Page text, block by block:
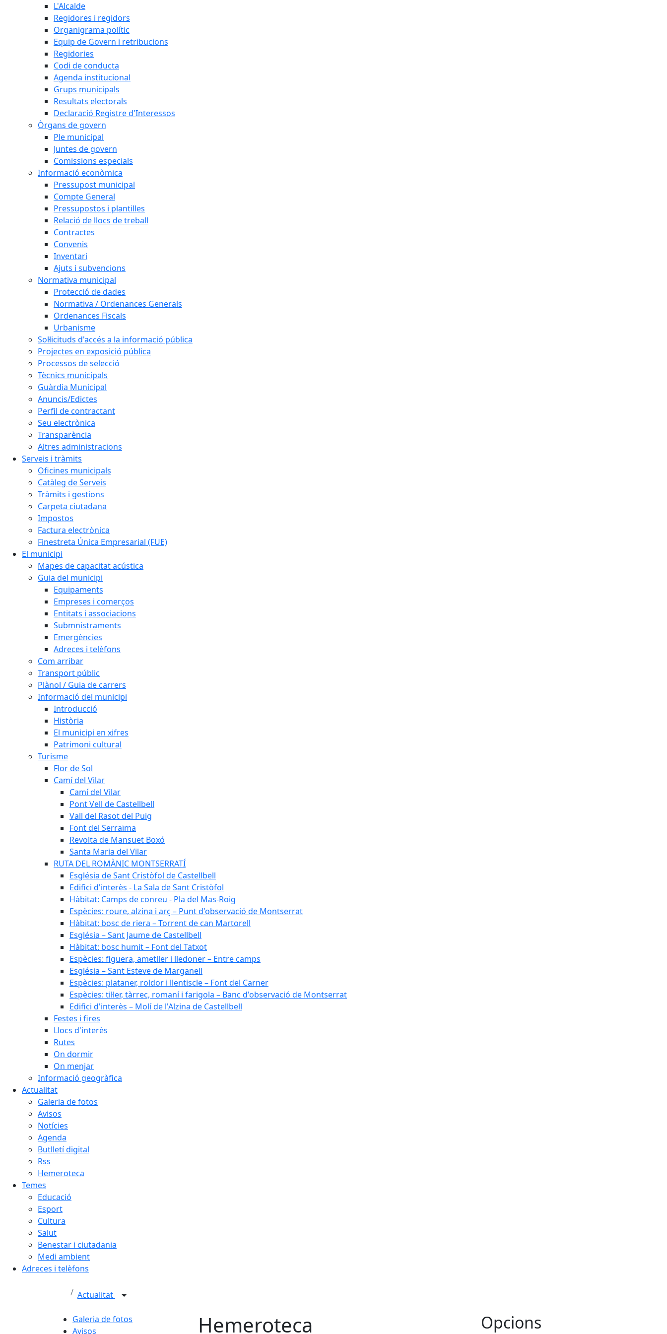
L'Alcalde
Regidores i regidors
Organigrama polític
Equip de Govern i retribucions
Regidories
Codi de conducta
Agenda institucional
Grups municipals
Resultats electorals
Declaració Registre d'Interessos
Òrgans de govern
Ple municipal
Juntes de govern
Comissions especials
Informació econòmica
Pressupost municipal
Compte General
Pressupostos i plantilles
Relació de llocs de treball
Contractes
Convenis
Inventari
Ajuts i subvencions
Normativa municipal
Protecció de dades
Normativa / Ordenances Generals
Ordenances Fiscals
Urbanisme
Sol·licituds d'accés a la informació pública
Projectes en exposició pública
Processos de selecció
Tècnics municipals
Guàrdia Municipal
Anuncis/Edictes
Perfil de contractant
Seu electrònica
Transparència
Altres administracions
Serveis i tràmits
Oficines municipals
Catàleg de Serveis
Tràmits i gestions
Carpeta ciutadana
Impostos
Factura electrònica
Finestreta Única Empresarial (FUE)
El municipi
Mapes de capacitat acústica
Guia del municipi
Equipaments
Empreses i comerços
Entitats i associacions
Submnistraments
Emergències
Adreces i telèfons
Com arribar
Transport públic
Plànol / Guia de carrers
Informació del municipi
Introducció
Història
El municipi en xifres
Patrimoni cultural
Turisme
Flor de Sol
Camí del Vilar
Camí del Vilar
Pont Vell de Castellbell
Vall del Rasot del Puig
Font del Serraïma
Revolta de Mansuet Boxó
Santa Maria del Vilar
RUTA DEL ROMÀNIC MONTSERRATÍ
Església de Sant Cristòfol de Castellbell
Edifici d'interès - La Sala de Sant Cristòfol
Hàbitat: Camps de conreu - Pla del Mas-Roig
Espècies: roure, alzina i arç – Punt d'observació de Montserrat
Hàbitat: bosc de riera – Torrent de can Martorell
Església – Sant Jaume de Castellbell
Hàbitat: bosc humit – Font del Tatxot
Espècies: figuera, ametller i lledoner – Entre camps
Església – Sant Esteve de Marganell
Espècies: plataner, roldor i llentiscle – Font del Carner
Espècies: til·ler, tàrrec, romaní i farigola – Banc d'observació de Montserrat
Edifici d'interès – Molí de l'Alzina de Castellbell
Festes i fires
Llocs d'interès
Rutes
On dormir
On menjar
Informació geogràfica
Actualitat
Galeria de fotos
Avisos
Notícies
Agenda
Butlletí digital
Rss
Hemeroteca
Temes
Educació
Esport
Cultura
Salut
Benestar i ciutadania
Medi ambient
Adreces i telèfons
Actualitat
Galeria de fotos
Avisos
Hemeroteca Opcions